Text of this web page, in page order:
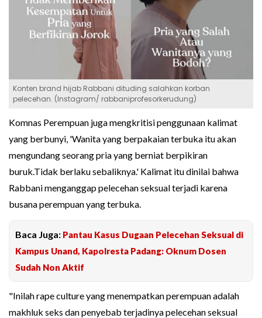
Konten brand hijab Rabbani dituding salahkan korban
pelecehan. (Instagram/ rabbaniprofesorkerudung)
Komnas Perempuan juga mengkritisi penggunaan kalimat
yang berbunyi, 'Wanita yang berpakaian terbuka itu akan
mengundang seorang pria yang berniat berpikiran
buruk.Tidak berlaku sebaliknya.' Kalimat itu dinilai bahwa
Rabbani menganggap pelecehan seksual terjadi karena
busana perempuan yang terbuka.
Baca Juga: Pantau Kasus Dugaan Pelecehan Seksual di
Kampus Unand, Kapolresta Padang: Oknum Dosen
Sudah Non Aktif
"Inilah rape culture yang menempatkan perempuan adalah
makhluk seks dan penyebab terjadinya pelecehan seksual